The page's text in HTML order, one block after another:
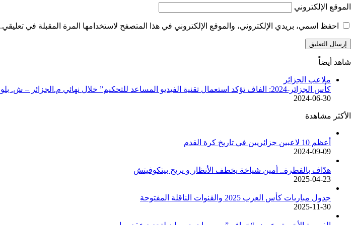
الموقع الإلكتروني
احفظ اسمي، بريدي الإلكتروني، والموقع الإلكتروني في هذا المتصفح لاستخدامها المرة المقبلة في تعليقي.
شاهد أيضاً
ملاعب الجزائر
كأس الجزائر-2024: الفاف تؤكد استعمال تقنية الفيديو المساعد للتحكيم” خلال نهائي م.الجزائر – ش. بلوزداد
2024-06-30
الأكثر مشاهدة
أعظم 10 لاعبين جزائريين في تاريخ كرة القدم
2024-09-09
هدّاف بالفطرة.. أمين شياخة يخطف الأنظار و يريح بيتكوفيتش
2025-04-23
جدول مباريات كأس العرب 2025 والقنوات الناقلة المفتوحة
2025-11-30